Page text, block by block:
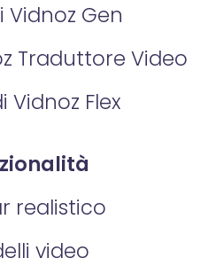
Vidnoz Gen
Traduttore Video
Vidnoz Flex
realistico
video